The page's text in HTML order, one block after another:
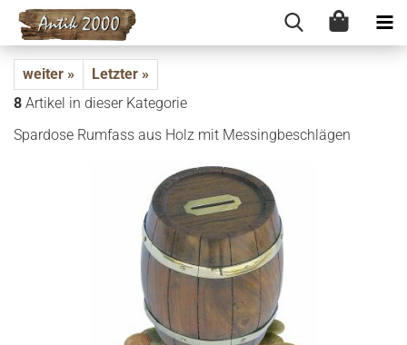
weiter »
Letzter »
8 Artikel in dieser Kategorie
Spar­do­se Rum­fass aus Holz mit Mes­sing­be­schlä­gen